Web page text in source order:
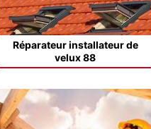
Réparateur installateur de
velux 88